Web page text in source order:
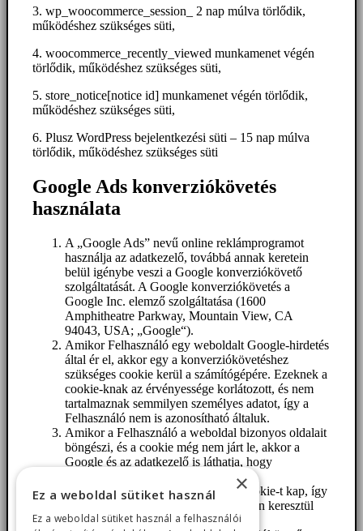
3. wp_woocommerce_session_ 2 nap múlva törlődik,
működéshez szükséges süti,
4. woocommerce_recently_viewed munkamenet végén
törlődik, működéshez szükséges süti,
5. store_notice[notice id] munkamenet végén törlődik,
működéshez szükséges süti,
6. Plusz WordPress bejelentkezési süti – 15 nap múlva
törlődik, működéshez szükséges süti
Google Ads konverziókövetés
használata
A „Google Ads” nevű online reklámprogramot
használja az adatkezelő, továbbá annak keretein
belül igénybe veszi a Google konverziókövető
szolgáltatását. A Google konverziókövetés a
Google Inc. elemző szolgáltatása (1600
Amphitheatre Parkway, Mountain View, CA
94043, USA; „Google“).
Amikor Felhasználó egy weboldalt Google-hirdetés
által ér el, akkor egy a konverziókövetéshez
szükséges cookie kerül a számítógépére. Ezeknek a
cookie-knak az érvényessége korlátozott, és nem
tartalmaznak semmilyen személyes adatot, így a
Felhasználó nem is azonosítható általuk.
Amikor a Felhasználó a weboldal bizonyos oldalait
böngészi, és a cookie még nem járt le, akkor a
Google és az adatkezelő is láthatja, hogy
Felhasználó a hirdetésre kattintott.
Minden Google Ads ügyfél másik cookie-t kap, így
azokat az Ads ügyfeleinek weboldalain keresztül
nem lehet nyomon követni.
×
Ez a weboldal sütiket használ
Ez a weboldal sütiket használ a felhasználói